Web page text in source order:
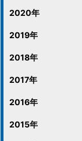
2020年
2019年
2018年
2017年
2016年
2015年